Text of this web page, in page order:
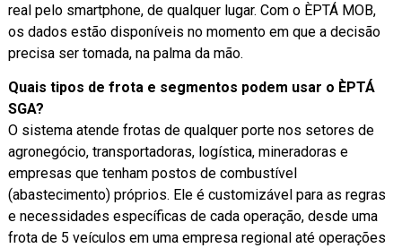
real pelo smartphone, de qualquer lugar. Com o ÈPTÁ MOB,
os dados estão disponíveis no momento em que a decisão
precisa ser tomada, na palma da mão.
Quais tipos de frota e segmentos podem usar o ÈPTÁ
SGA?
O sistema atende frotas de qualquer porte nos setores de
agronegócio, transportadoras, logística, mineradoras e
empresas que tenham postos de combustível
(abastecimento) próprios. Ele é customizável para as regras
e necessidades específicas de cada operação, desde uma
frota de 5 veículos em uma empresa regional até operações